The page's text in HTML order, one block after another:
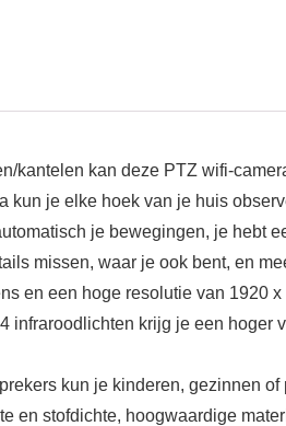
kantelen kan deze PTZ wifi-
kun je elke hoek van je huis
je bewegingen, je hebt
missen, waar je ook bent, en
en een hoge resolutie van 1920
krijg je een hoger
kun je kinderen, gezinnen
stofdichte, hoogwaardige